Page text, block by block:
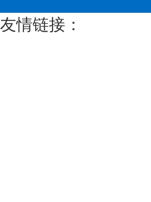
友情链接：